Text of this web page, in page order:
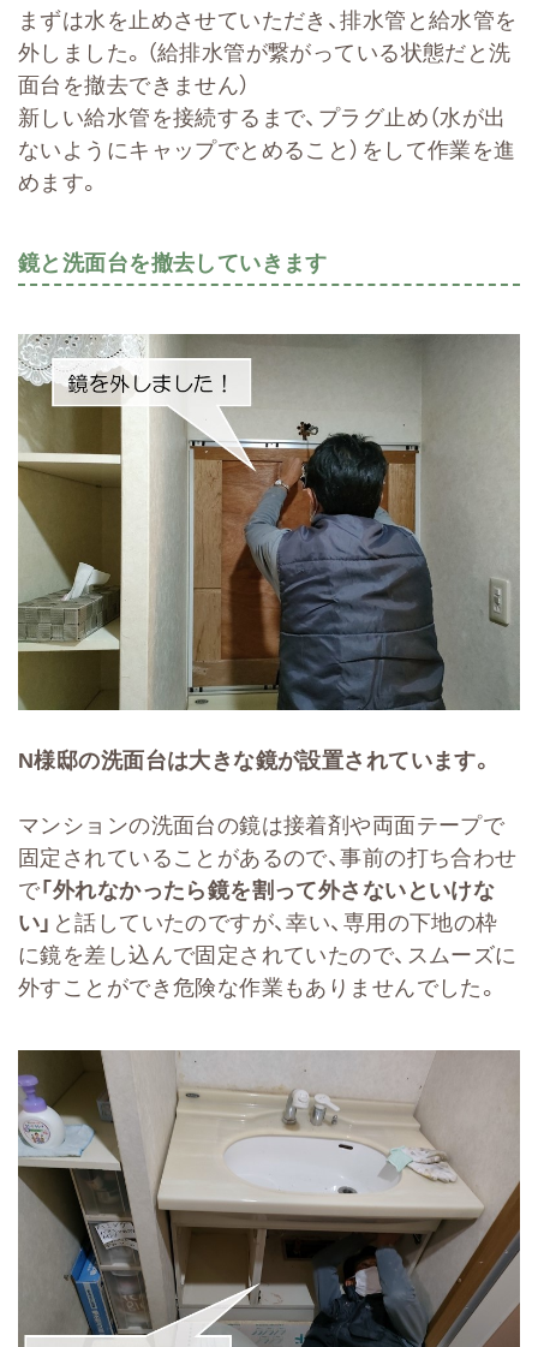
まずは水を止めさせていただき、排水管と給水管を
外しました。（給排水管が繋がっている状態だと洗
面台を撤去できません）
新しい給水管を接続するまで、プラグ止め（水が出
ないようにキャップでとめること）をして作業を進
めます。
鏡と洗面台を撤去していきます
N様邸の洗面台は大きな鏡が設置されています。
マンションの洗面台の鏡は接着剤や両面テープで
固定されていることがあるので、事前の打ち合わせ
で「外れなかったら鏡を割って外さないといけな
い」 と話していたのですが、幸い、専用の下地の枠
に鏡を差し込んで固定されていたので、スムーズに
外すことができ危険な作業もありませんでした。